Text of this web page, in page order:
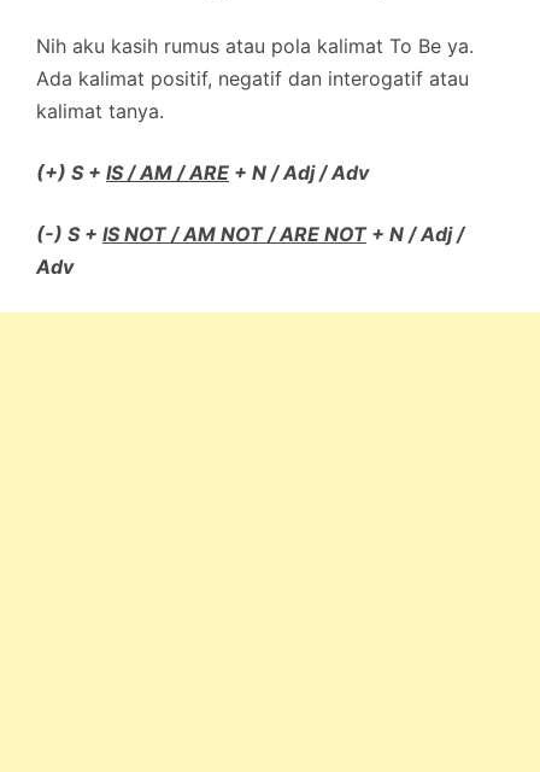
Nih aku kasih rumus atau pola kalimat To Be ya.
Ada kalimat positif, negatif dan interogatif atau
kalimat tanya.
(+) S + IS / AM / ARE + N / Adj / Adv
(-) S + IS NOT / AM NOT / ARE NOT+ N / Adj /
Adv